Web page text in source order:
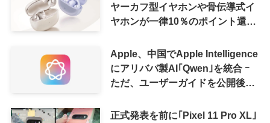
ヤーカフ型イヤホンや骨伝導式イ
ヤホンが一律10％のポイント還元
Apple、中国でApple Intelligence
にアリババ製AI｢Qwen｣を統合 ｰ
ただ、ユーザーガイドを公開後に
正式発表を前に｢Pixel 11 Pro XL｣